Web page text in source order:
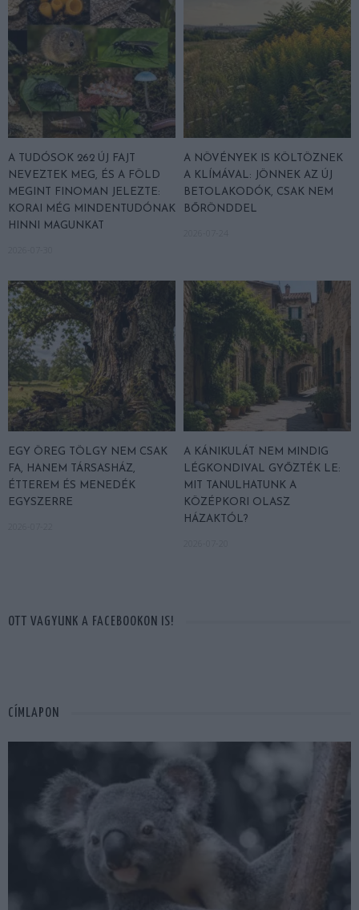
A TUDÓSOK 262 ÚJ FAJT
NEVEZTEK MEG, ÉS A FÖLD
MEGINT FINOMAN JELEZTE:
KORAI MÉG MINDENTUDÓNAK
HINNI MAGUNKAT
A NÖVÉNYEK IS KÖLTÖZNEK
A KLÍMÁVAL: JÖNNEK AZ ÚJ
BETOLAKODÓK, CSAK NEM
BŐRÖNDDEL
EGY ÖREG TÖLGY NEM CSAK
FA, HANEM TÁRSASHÁZ,
ÉTTEREM ÉS MENEDÉK
EGYSZERRE
A KÁNIKULÁT NEM MINDIG
LÉGKONDIVAL GYŐZTÉK LE:
MIT TANULHATUNK A
KÖZÉPKORI OLASZ
HÁZAKTÓL?
OTT VAGYUNK A FACEBOOKON IS!
CÍMLAPON